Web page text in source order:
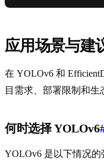
应用场景与建
在 YOLOv6 和
目需求、部署限制和生
何时选择 YOLOv6
YOLOv6 是以下情况的